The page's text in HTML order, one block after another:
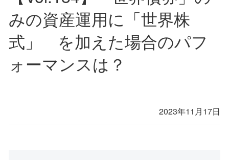
みの資産運用に「世界株
式」 を加えた場合のパフ
ォーマンスは？
2023年11月17日